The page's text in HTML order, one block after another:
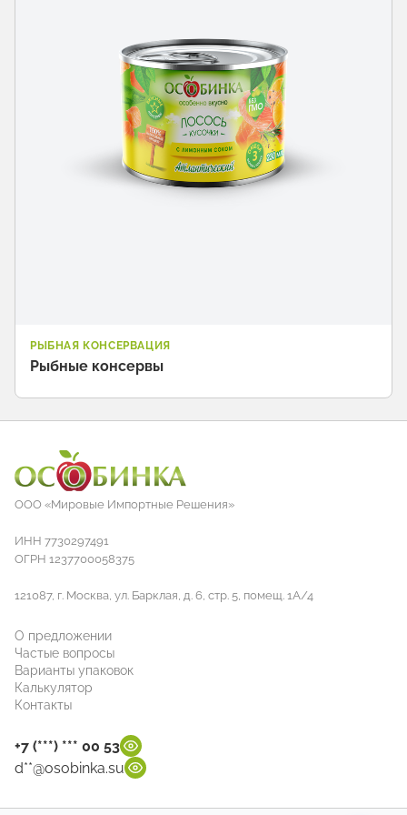
РЫБНАЯ КОНСЕРВАЦИЯ
Рыбные консервы
ООО «Мировые Импортные Решения»
ИНН 7730297491
ОГРН 1237700058375
121087, г. Москва, ул. Барклая, д. 6, стр. 5, помещ. 1А/4
О предложении
Частые вопросы
Варианты упаковок
Калькулятор
Контакты
+7 (***) *** 00 53
d**@osobinka.su